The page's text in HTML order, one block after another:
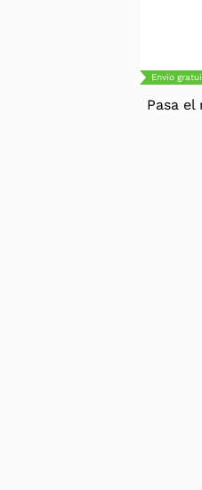
Pasa
Envío